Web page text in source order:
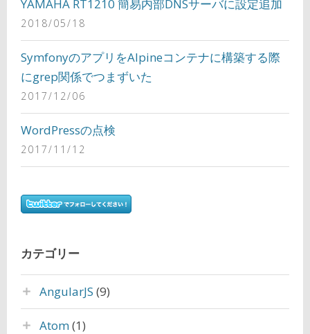
YAMAHA RT1210 簡易内部DNSサーバに設定追加
2018/05/18
SymfonyのアプリをAlpineコンテナに構築する際
にgrep関係でつまずいた
2017/12/06
WordPressの点検
2017/11/12
カテゴリー
AngularJS (9)
Atom(1)